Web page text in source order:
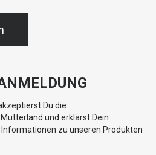
Du die
und erklärst Dein
zu unseren Produkten